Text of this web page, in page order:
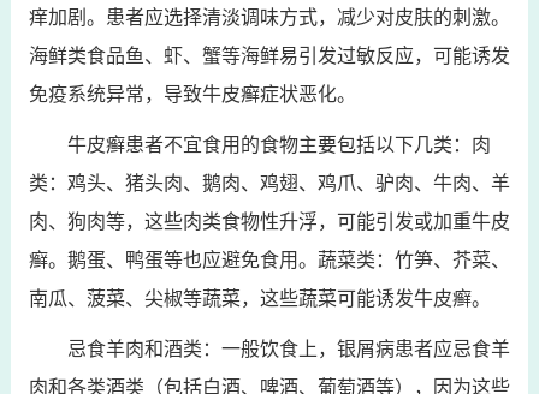
痒加剧。患者应选择清淡调味方式，减少对皮肤的刺激。
海鲜类食品鱼、虾、蟹等海鲜易引发过敏反应，可能诱发
免疫系统异常，导致牛皮癣症状恶化。
牛皮癣患者不宜食用的食物主要包括以下几类：肉
类：鸡头、猪头肉、鹅肉、鸡翅、鸡爪、驴肉、牛肉、羊
肉、狗肉等，这些肉类食物性升浮，可能引发或加重牛皮
癣。鹅蛋、鸭蛋等也应避免食用。蔬菜类：竹笋、芥菜、
南瓜、菠菜、尖椒等蔬菜，这些蔬菜可能诱发牛皮癣。
忌食羊肉和酒类：一般饮食上，银屑病患者应忌食羊
肉和各类酒类（包括白酒、啤酒、葡萄酒等），因为这些